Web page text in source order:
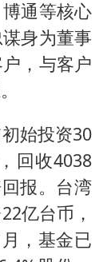
通等核心
身为董事
，与客户
始投资30
回收4038
报。台湾
亿台币，
，基金已